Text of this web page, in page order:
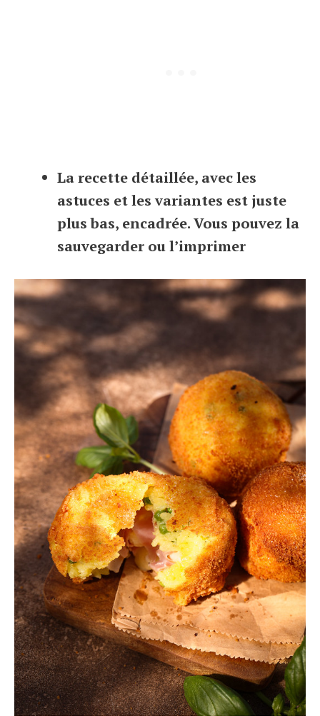
La recette détaillée, avec les
astuces et les variantes est juste
plus bas, encadrée. Vous pouvez la
sauvegarder ou l’imprimer